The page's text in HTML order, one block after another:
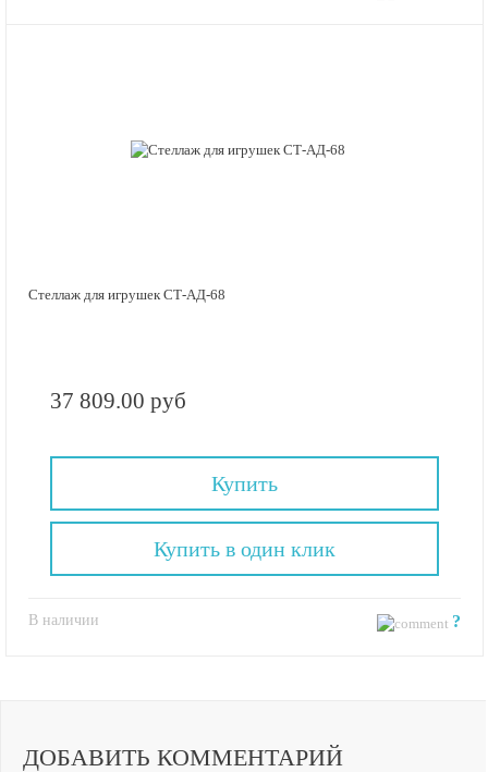
Стеллаж для игрушек СТ-АД-68
37 809.00 руб
Купить
В наличии ?
Купить в один клик
ДОБАВИТЬ КОММЕНТАРИЙ